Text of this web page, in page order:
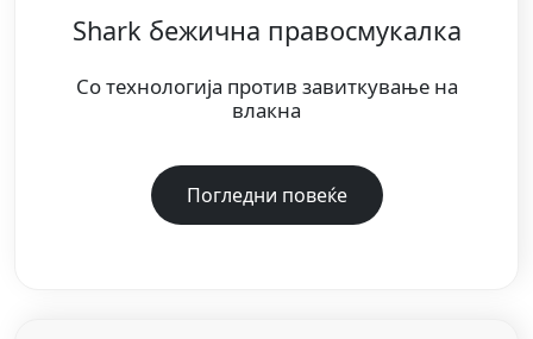
Shark бежична правосмукалка
Со технологија против завиткување на
влакна
Погледни повеќе